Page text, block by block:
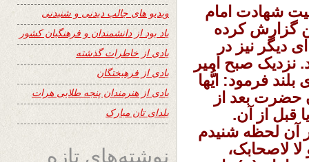
شهادت امام
گزارش کرده
نیز در
نزدیک صبح امیر
فرمود: ایُّها
حضرت بعد از
قبل از آن.
آن لحظه شنیدم
لاصحابک،
ویدیو های جالب دیدنی و شنیدنی
یاد بود از دانشمندان و فرهنگیان کشور
یادی از خاطرات گذشته
یادی از فرهیختگان
یادی از هنرمندان پنجه طلایی هرات
یلدای تان مبارک
نوشته‌های تازه